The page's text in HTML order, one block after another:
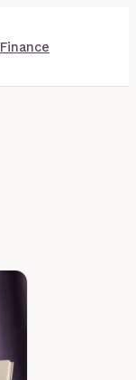
Finance